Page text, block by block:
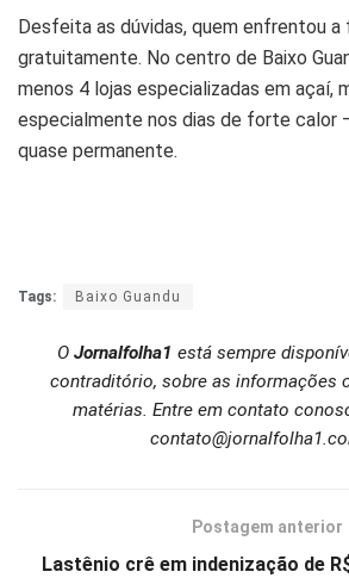
Desfeita as dúvidas, quem enfrentou a
gratuitamente. No centro de Baixo
menos 4 lojas especializadas em açaí,
especialmente nos dias de forte calor
quase permanente.
Tags: Baixo Guandu
O Jornalfolha1 está sempre
contraditório, sobre as informações
matérias. Entre em contato
Postagem anterior
Lastênio crê em indenização de